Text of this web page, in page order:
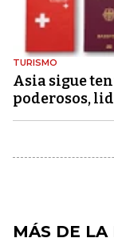
TURISMO
Asia sigue
poderosos,
MÁS DE LA